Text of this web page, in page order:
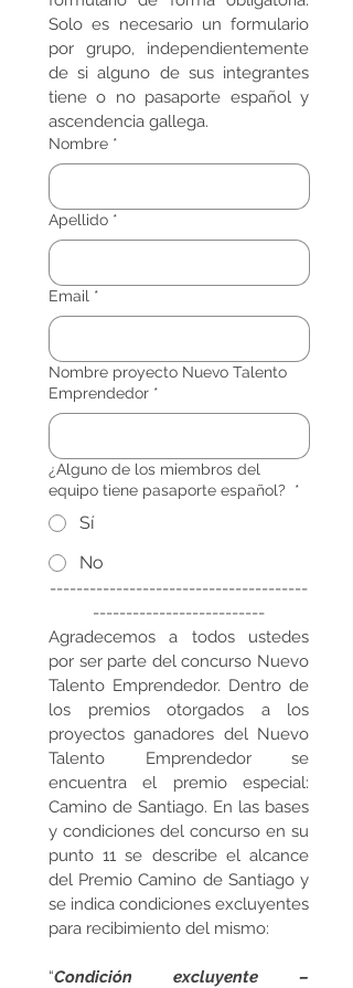
Solo es necesario un formulario
por grupo, independientemente
de si alguno de sus integrantes
tiene o no pasaporte español y
ascendencia gallega.
Nombre *
Apellido *
Email *
Nombre proyecto Nuevo Talento
Emprendedor *
¿Alguno de los miembros del
equipo tiene pasaporte español?
*
Sí
No
---------------------------------------
--------------------------
Agradecemos a todos ustedes
por ser parte del concurso Nuevo
Talento Emprendedor. Dentro de
los premios otorgados a los
proyectos ganadores del Nuevo
Talento Emprendedor se
encuentra el premio especial:
Camino de Santiago. En las bases
y condiciones del concurso en su
punto 11 se describe el alcance
del Premio Camino de Santiago y
se indica condiciones excluyentes
para recibimiento del mismo:
“Condición excluyente –